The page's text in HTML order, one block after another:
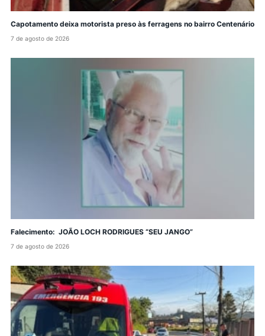
Capotamento deixa motorista preso às ferragens no bairro Centenário
7 de agosto de 2026
Falecimento: JOÃO LOCH RODRIGUES “SEU JANGO”
7 de agosto de 2026